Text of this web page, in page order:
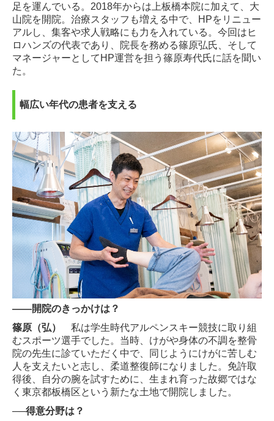
足を運んでいる。2018年からは上板橋本院に加えて、大
山院を開院。治療スタッフも増える中で、HPをリニュー
アルし、集客や求人戦略にも力を入れている。今回はヒ
ロハンズの代表であり、院長を務める篠原弘氏、そして
マネージャーとしてHP運営を担う篠原寿代氏に話を聞い
た。
幅広い年代の患者を支える
――開院のきっかけは？
篠原（弘）
私は学生時代アルペンスキー競技に取り組
むスポーツ選手でした。当時、けがや身体の不調を整骨
院の先生に診ていただく中で、同じようにけがに苦しむ
人を支えたいと志し、柔道整復師になりました。免許取
得後、自分の腕を試すために、生まれ育った故郷ではな
く東京都板橋区という新たな土地で開院しました。
──得意分野は？